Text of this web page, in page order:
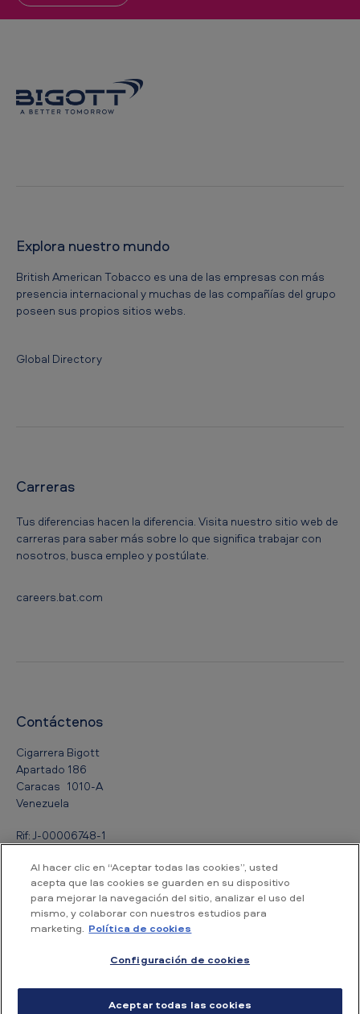
Explora nuestro mundo
British American Tobacco es una de las empresas con más
presencia internacional y muchas de las compañías del grupo
poseen sus propios sitios webs.
Global Directory
Carreras
Tus diferencias hacen la diferencia. Visita nuestro sitio web de
carreras para saber más sobre lo que significa trabajar con
nosotros, busca empleo y postúlate.
careers.bat.com
Contáctenos
Cigarrera Bigott
Apartado 186
Caracas 1010-A
Venezuela
Rif: J-00006748-1
0800 2244688
Al hacer clic en “Aceptar todas las cookies”, usted
acepta que las cookies se guarden en su dispositivo
para mejorar la navegación del sitio, analizar el uso del
mismo, y colaborar con nuestros estudios para
marketing. Política de cookies
Configuración de cookies
Aceptar todas las cookies